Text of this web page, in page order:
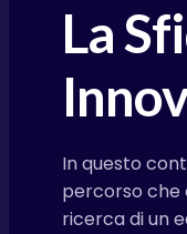
La
In questo
percorso che
ricerca di un